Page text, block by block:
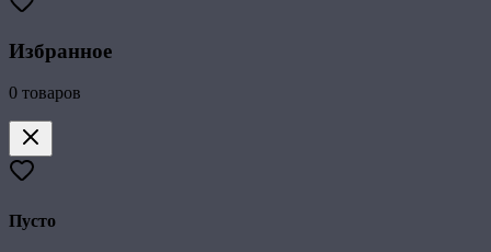
Избранное
0 товаров
Пусто